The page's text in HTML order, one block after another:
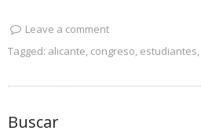
Leave a comment
Tagged: alicante, congreso, estudiantes,
Buscar